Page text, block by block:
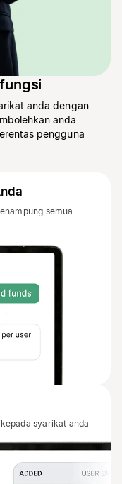
anda dengan
anda
pengguna
semua
syarikat anda